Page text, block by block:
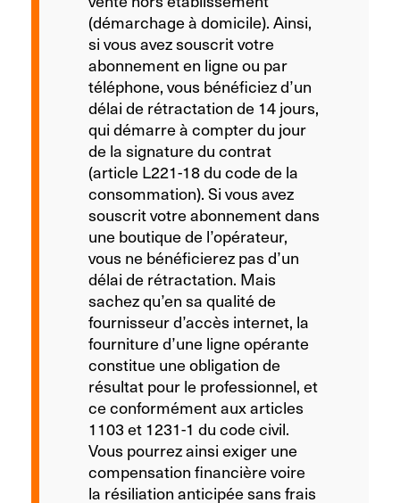
(démarchage à domicile). Ainsi,
si vous avez souscrit votre
abonnement en ligne ou par
téléphone, vous bénéficiez d’un
délai de rétractation de 14 jours,
qui démarre à compter du jour
de la signature du contrat
(article L221-18 du code de la
consommation). Si vous avez
souscrit votre abonnement dans
une boutique de l’opérateur,
vous ne bénéficierez pas d’un
délai de rétractation. Mais
sachez qu’en sa qualité de
fournisseur d’accès internet, la
fourniture d’une ligne opérante
constitue une obligation de
résultat pour le professionnel, et
ce conformément aux articles
1103 et 1231-1 du code civil.
Vous pourrez ainsi exiger une
compensation financière voire
la résiliation anticipée sans frais